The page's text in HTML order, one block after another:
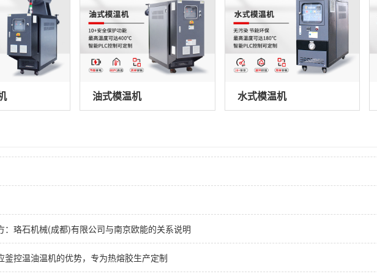
油式模温机 水式模温机
：珞石机械(成都)有限公司与南京欧能的关系说明
釜控温油温机的优势，专为热熔胶生产定制